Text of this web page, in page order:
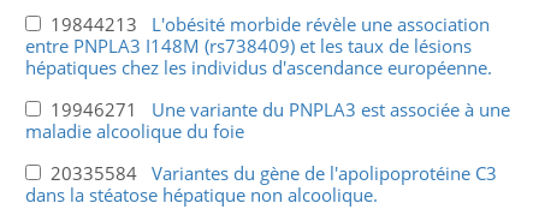
19844213 L'obésité morbide révèle une association
entre PNPLA3 I148M (rs738409) et les taux de lésions
hépatiques chez les individus d'ascendance européenne.
19946271 Une variante du PNPLA3 est associée à une
maladie alcoolique du foie
20335584 Variantes du gène de l'apolipoprotéine C3
dans la stéatose hépatique non alcoolique.